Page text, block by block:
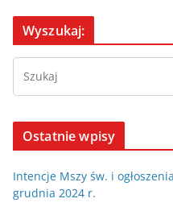
Wyszukaj:
Ostatnie wpisy
Intencje Mszy św. i
grudnia 2024 r.